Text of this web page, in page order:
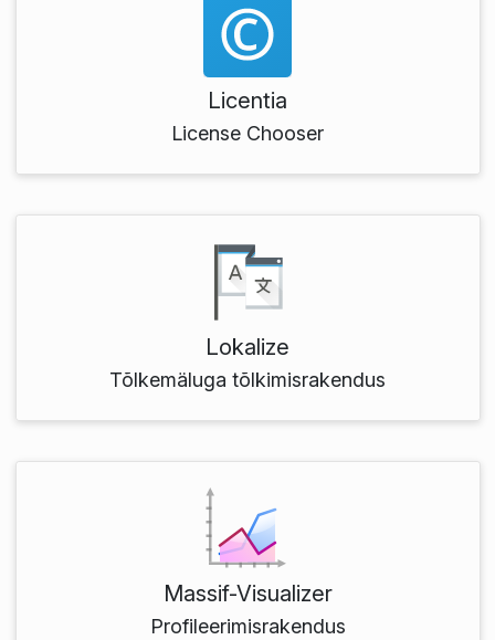
Licentia
License Chooser
Lokalize
Tõlkemäluga tõlkimisrakendus
Massif-Visualizer
Profileerimisrakendus